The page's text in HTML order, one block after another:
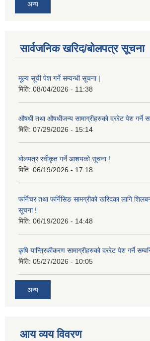
अन्य
सार्वजनिक खरिद/बोलपत्र सूचना
मूल्य सूची पेश गर्ने सम्वन्धी सूचना |
मिति: 08/04/2026 - 11:38
औषधी तथा औषधीजन्य सामाग्रीहरुको दररेट पेश गर्ने
मिति: 07/29/2026 - 15:14
बोलपत्र स्वीकृत गर्ने आशयको सूचना !
मिति: 06/19/2026 - 17:18
फर्निचर तथा फर्निसिङ सामग्रीको खरिदका लागि
सूचना !
मिति: 06/19/2026 - 14:48
कृषि यान्त्रिकीकरण सामाग्रीहरुको दररेट पेश गर्ने
मिति: 05/27/2026 - 10:05
अन्य
आय व्यय विवरण